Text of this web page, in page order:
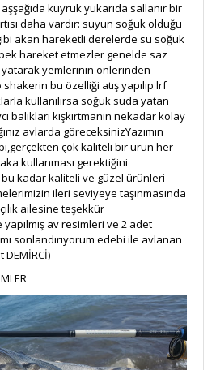
kuyruk yukarıda sallanır bir
daha vardır: suyun soğuk olduğu
akan hareketli derelerde su soğuk
hareket etmezler genelde saz
yemlerinin önlerinden
bu özelliği atış yapılıp lrf
kullanılırsa soğuk suda yatan
balıkları kışkırtmanın nekadar kolay
avlarda göreceksinizYazımın
çok kaliteli bir ürün her
kullanması gerektiğini
kadar kaliteli ve güzel ürünleri
ileri seviyeye taşınmasında
ailesine teşekkür
av resimleri ve 2 adet
sonlandırıyorum edebi ile avlanan